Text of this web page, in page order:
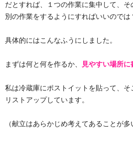
だとすれば、１つの作業に集中して、
別の作業をするようにすればいいのでは
具体的にはこんなふうにしました。
まずは何と何を作るか、 見やすい場所に
私は冷蔵庫にポストイットを貼って、
リストアップしています。
（献立はあらかじめ考えてあることが多